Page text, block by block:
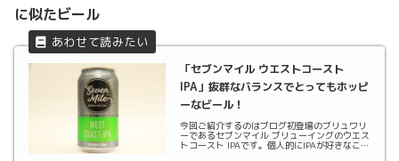
に似たビール
「セブンマイル ウエストコースト
IPA」抜群なバランスでとってもホッピ
ーなビール！
今回ご紹介するのはブログ初登場のブリュワリ
ーであるセブンマイル ブリューイングのウエス
トコースト IPAです。個人的にIPAが好きなこと